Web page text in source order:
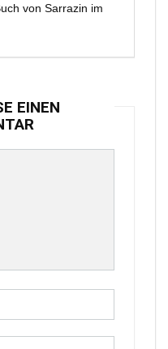
von Sarrazin im
EINEN